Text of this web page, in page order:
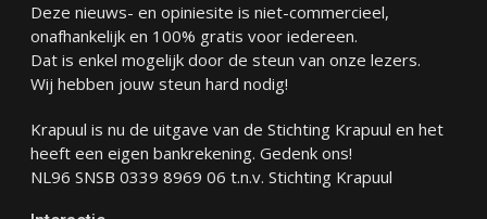
Deze nieuws- en opiniesite is niet-commercieel,
onafhankelijk en 100% gratis voor iedereen.
Dat is enkel mogelijk door de steun van onze lezers.
Wij hebben jouw steun hard nodig!
Krapuul is nu de uitgave van de Stichting Krapuul en het
heeft een eigen bankrekening. Gedenk ons!
NL96 SNSB 0339 8969 06 t.n.v. Stichting Krapuul